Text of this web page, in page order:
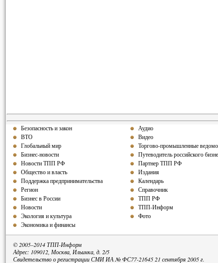
Безопасность и закон
ВТО
Глобальный мир
Бизнес-новости
Новости ТПП РФ
Общество и власть
Поддержка предпринимательства
Регион
Бизнес в России
Новости
Экология и культура
Экономика и финансы
Аудио
Видео
Торгово-промышленные
Путеводитель российского
Партнер ТПП РФ
Издания
Календарь
Справочник
ТПП РФ
ТПП-Информ
Фото
© 2005–2014 ТПП-Информ
Адрес: 109012, Москва, Ильинка, д. 2/5
Свидетельство о регистрации СМИ ИА № ФС77-21645 21 сентября 2005 г.